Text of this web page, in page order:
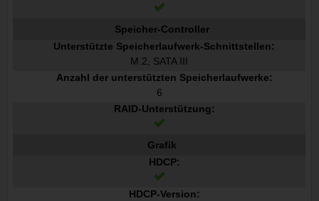
Speicher-Controller
Unterstützte Speicherlaufwerk-Schnittstellen:
M.2, SATA III
Anzahl der unterstützten Speicherlaufwerke:
6
RAID-Unterstützung:
Grafik
HDCP:
HDCP-Version: